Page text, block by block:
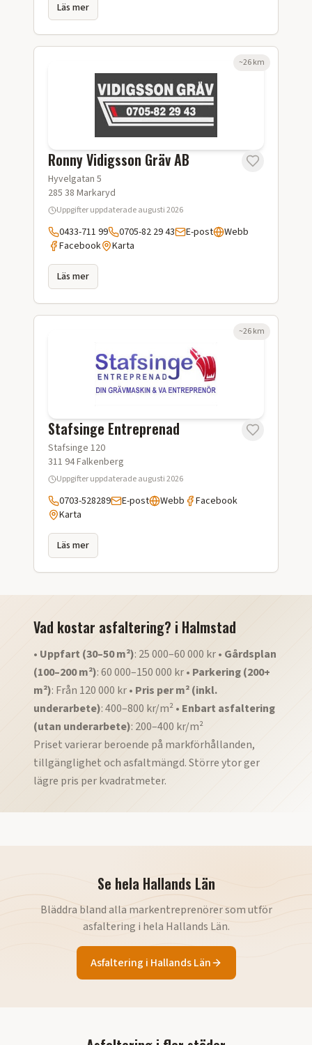
Läs mer
Ronny Vidigsson Gräv AB
Hyvelgatan 5
285 38 Markaryd
Uppgifter uppdateradeaugusti 2026
0433-711 99 0705-82 29 43 E-post
Webb
Facebook
Karta
Läs mer
~26km
Stafsinge Entreprenad
Stafsinge 120
311 94Falkenberg
Uppgifter uppdateradeaugusti 2026
0703-528289 E-post Webb
Facebook
Karta
Läs mer
~26km
Vad kostar asfaltering? i Halmstad
• Uppfart (30–50 m²): 25 000–60 000 kr • Gårdsplan
(100–200 m²): 60 000–150 000 kr • Parkering (200+
m²): Från 120 000 kr • Pris per m² (inkl.
underarbete): 400–800 kr/m² • Enbart asfaltering
(utan underarbete): 200–400 kr/m²
Priset varierar beroende på markförhållanden,
tillgänglighet och asfaltmängd. Större ytor ger
lägre pris per kvadratmeter.
Se hela Hallands Län
Bläddra bland alla markentreprenörer som utför
asfaltering i hela Hallands Län.
Asfaltering i Hallands Län